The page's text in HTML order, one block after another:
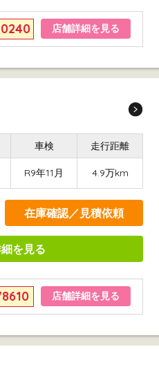
店舗詳細を見る
車検 走行距離
R9年11月 4.9万km
在庫確認／見積依頼
を見る
店舗詳細を見る